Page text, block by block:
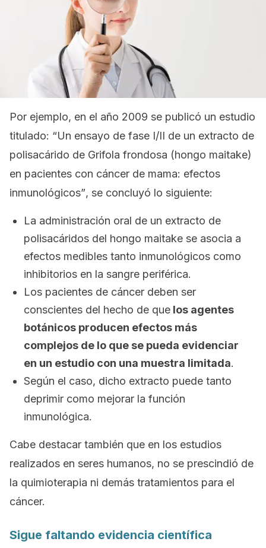
Por ejemplo, en el año 2009 se publicó un estudio
titulado: “Un ensayo de fase I/II de un extracto de
polisacárido de Grifola frondosa (hongo maitake)
en pacientes con cáncer de mama: efectos
inmunológicos”, se concluyó lo siguiente:
La administración oral de un extracto de
polisacáridos del hongo maitake se asocia a
efectos medibles tanto inmunológicos como
inhibitorios en la sangre periférica.
Los pacientes de cáncer deben ser
conscientes del hecho de que los agentes
botánicos producen efectos más
complejos de lo que se pueda evidenciar
en un estudio con una muestra limitada.
Según el caso, dicho extracto puede tanto
deprimir como mejorar la función
inmunológica.
Cabe destacar también que en los estudios
realizados en seres humanos, no se prescindió de
la quimioterapia ni demás tratamientos para el
cáncer.
Sigue faltando evidencia científica